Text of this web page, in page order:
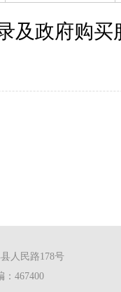
及政府购
人民路178号
467400